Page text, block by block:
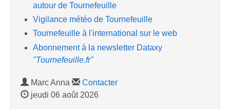
autour de Tournefeuille
Vigilance météo de Tournefeuille
Tournefeuille à l'international sur le web
Abonnement à la newsletter Dataxy
"Tournefeuille.fr"
Marc Anna
Contacter
jeudi 06 août 2026